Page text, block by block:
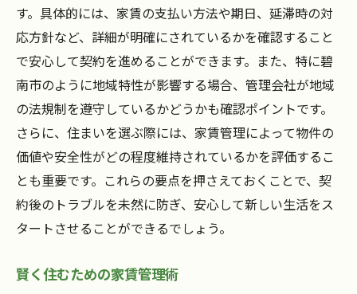
す。具体的には、家賃の支払い方法や期日、延滞時の対
応方針など、詳細が明確にされているかを確認すること
で安心して契約を進めることができます。また、特に碧
南市のように地域特性が影響する場合、管理会社が地域
の法規制を遵守しているかどうかも確認ポイントです。
さらに、住まいを選ぶ際には、家賃管理によって物件の
価値や安全性がどの程度維持されているかを評価するこ
とも重要です。これらの要点を押さえておくことで、契
約後のトラブルを未然に防ぎ、安心して新しい生活をス
タートさせることができるでしょう。
賢く住むための家賃管理術